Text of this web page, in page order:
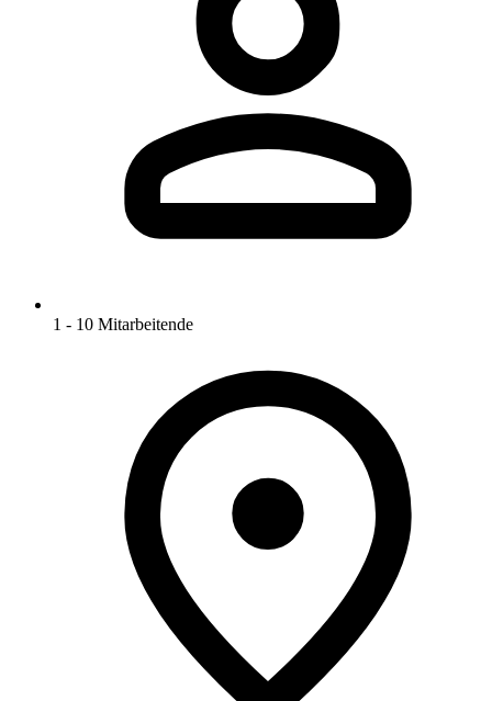
1 - 10 Mitarbeitende